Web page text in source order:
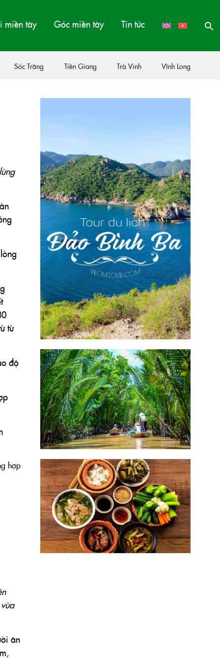
miền tây Góc miền tây Tin tức
Sóc Trăng Tiền Giang Trà Vinh Vĩnh Long
từ
độ
hợp
ăn